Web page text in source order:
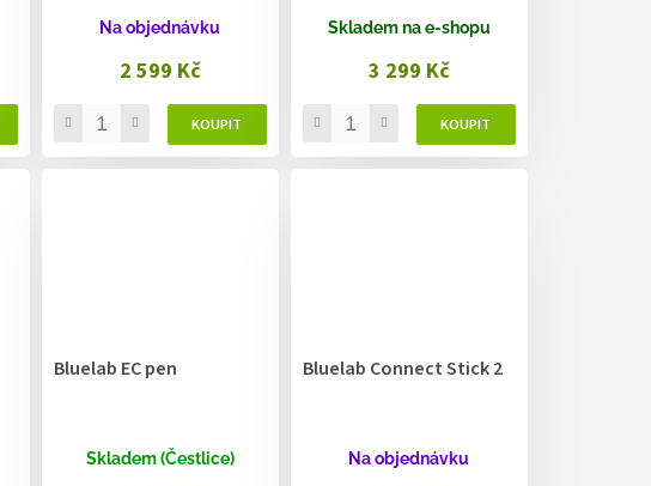
Na objednávku
2 599 Kč
Skladem na e-shopu
3 299 Kč
Bluelab EC pen
Skladem (Čestlice)
Bluelab Connect Stick 2
Na objednávku